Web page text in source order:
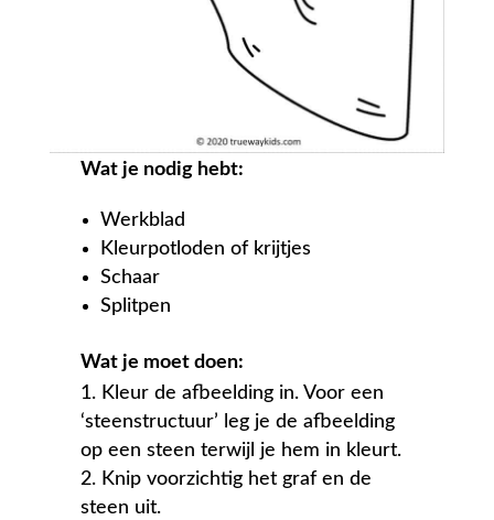
Wat je nodig hebt:
Werkblad
Kleurpotloden of krijtjes
Schaar
Splitpen
Wat je moet doen:
Kleur de afbeelding in. Voor een
‘steenstructuur’ leg je de afbeelding
op een steen terwijl je hem in kleurt.
Knip voorzichtig het graf en de
steen uit.